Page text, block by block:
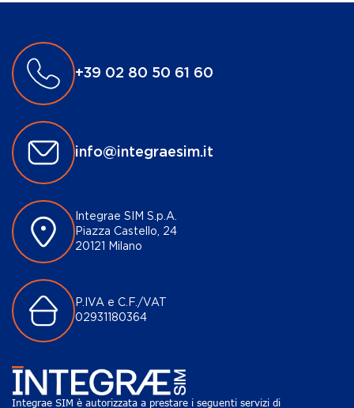
+39 02 80 50 61 60
info@integraesim.it
Integrae SIM S.p.A.
Piazza Castello, 24
20121 Milano
P.IVA e C.F./VAT
02931180364
Integrae SIM è autorizzata a prestare i seguenti servizi di